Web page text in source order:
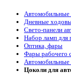
Дневные
Свето-панели
Набор ламп для
Оптика, фары
Фары рабочего
Автомобильные
Цоколи для